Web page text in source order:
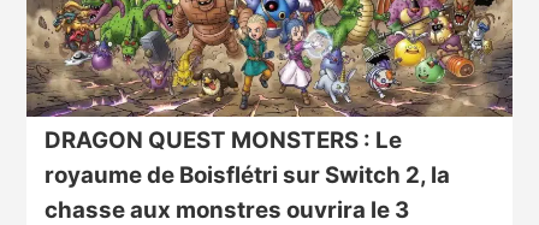
DRAGON QUEST MONSTERS : Le
royaume de Boisflétri sur Switch 2, la
chasse aux monstres ouvrira le 3